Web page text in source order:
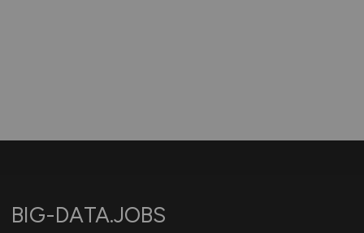
BIG-DATA.JOBS